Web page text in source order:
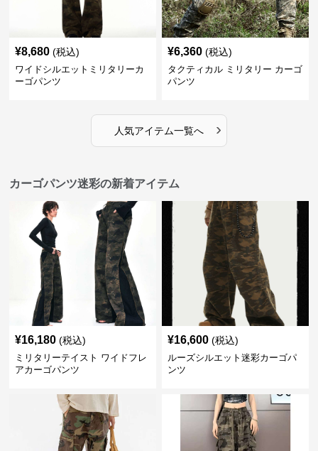
¥8,680 (税込)
ワイドシルエットミリタリーカ
ーゴパンツ
¥6,360 (税込)
タクティカル ミリタリー カーゴ
パンツ
人気アイテム一覧へ ›
カーゴパンツ迷彩の新着アイテム
¥16,180 (税込)
ミリタリーテイスト ワイドフレ
アカーゴパンツ
¥16,600 (税込)
ルーズシルエット迷彩カーゴパ
ンツ